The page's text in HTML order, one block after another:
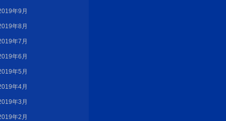
年9月
年8月
年7月
年6月
年5月
年4月
年3月
年2月